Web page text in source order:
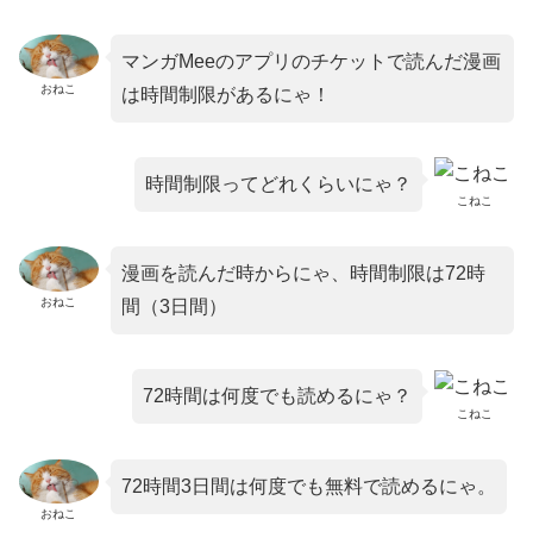
おねこ
マンガMeeのアプリのチケットで読んだ漫画
は時間制限があるにゃ！
こねこ
時間制限ってどれくらいにゃ？
おねこ
漫画を読んだ時からにゃ、時間制限は72時
間（3日間）
こねこ
72時間は何度でも読めるにゃ？
おねこ
72時間3日間は何度でも無料で読めるにゃ。